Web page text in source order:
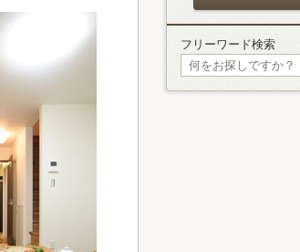
フリーワード検索